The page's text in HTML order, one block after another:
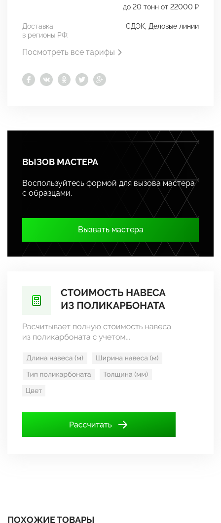
до 20 тонн от 22000 ₽
Доставка
в регионы РФ:
СДЭК, Деловые линии
Посмотреть все тарифы
ВЫЗОВ МАСТЕРА
Воспользуйтесь формой для вызова мастера
с образцами.
Вызвать мастера
ПОХОЖИЕ ТОВАРЫ